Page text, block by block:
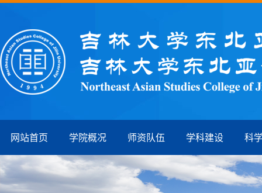
网站首页 学院概况 师资队伍 学科建设 科